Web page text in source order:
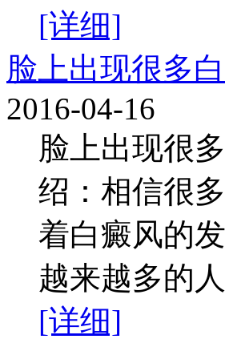
[详细]
脸上出现很多
2016-04-16
脸上出现很
绍：相信很
着白癜风的
越来越多的
[详细]